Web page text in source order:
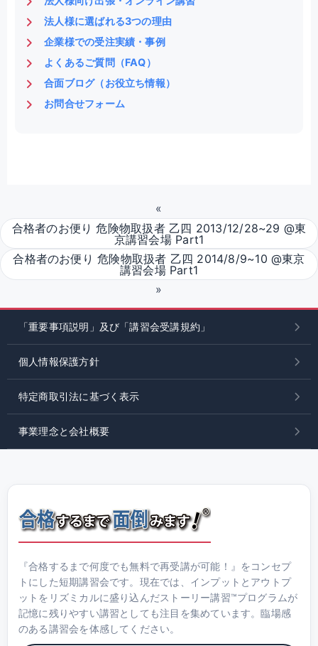
法人様に選ばれる3つの理由
企業様での受注実績・事例
よくあるご質問（FAQ）
合面ブログ（お役立ち情報）
お問合せフォーム
«
合格者のお便り 危険物取扱者 乙四 2013/12/28~29 @東
京講習会場 Part1
合格者のお便り 危険物取扱者 乙四 2014/8/9~10 @東京
講習会場 Part1
»
「重要事項説明」及び「講習会受講規約」
個人情報保護方針
特定商取引法に基づく表示
事業理念と会社概要
『合格するまで何度でも無料で再受講が可能！』をコンセプ
トにした短期講習会です。現在では、インプットとアウトプ
ットをリズミカルに盛り込んだストーリー講習™プログラムが
記憶に残りやすい講習としても注目を集めています。臨場感
のある講習会を体感してください。